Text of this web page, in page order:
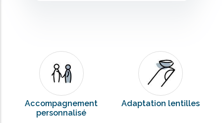
Accompagnement
personnalisé
Adaptation lentilles